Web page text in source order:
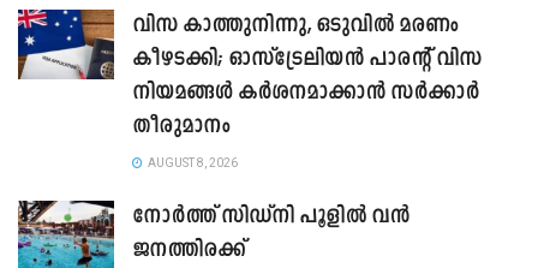
വിസ കാത്തുനിന്നു, ഒടുവിൽ മരണം
കീഴടക്കി; ഓസ്‌ട്രേലിയൻ പാരന്റ് വിസ
നിയമങ്ങൾ കർശനമാക്കാൻ സർക്കാർ
തീരുമാനം
AUGUST 8, 2026
നോർത്ത് സിഡ്നി പൂളിൽ വൻ
ജനത്തിരക്ക്